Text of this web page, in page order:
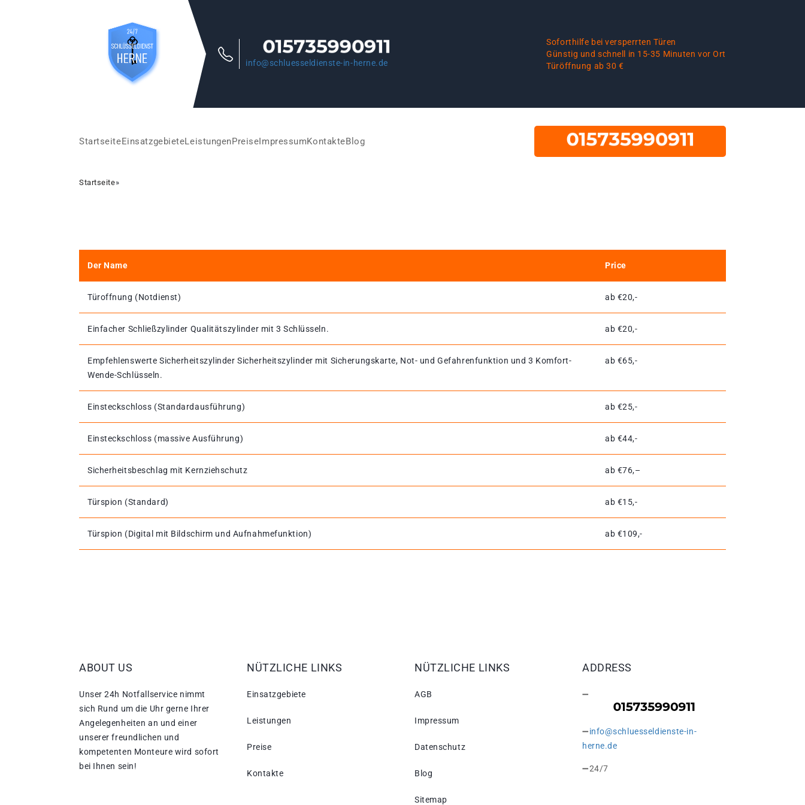
info@schluesseldienste-in-herne.de
Soforthilfe bei versperrten Türen
Günstig und schnell in 15-35 Minuten vor Ort
Türöffnung ab 30 €
StartseiteEinsatzgebieteLeistungenPreiseImpressumKontakteBlog
Startseite»
Der Name Price
Türoffnung (Notdienst) ab €20,-
Einfacher Schließzylinder Qualitätszylinder mit 3 Schlüsseln. ab €20,-
Empfehlenswerte Sicherheitszylinder Sicherheitszylinder mit Sicherungskarte, Not- und Gefahrenfunktion und 3 Komfort-
Wende-Schlüsseln.
ab €65,-
Einsteckschloss (Standardausführung) ab €25,-
Einsteckschloss (massive Ausführung) ab €44,-
Sicherheitsbeschlag mit Kernziehschutz ab €76,–
Türspion (Standard) ab €15,-
Türspion (Digital mit Bildschirm und Aufnahmefunktion) ab €109,-
ABOUT US
Unser 24h Notfallservice nimmt
sich Rund um die Uhr gerne Ihrer
Angelegenheiten an und einer
unserer freundlichen und
kompetenten Monteure wird sofort
bei Ihnen sein!
NÜTZLICHE LINKS
Einsatzgebiete
Leistungen
Preise
Kontakte
NÜTZLICHE LINKS
AGB
Impressum
Datenschutz
Blog
Sitemap
ADDRESS
info@schluesseldienste-in-
herne.de
24/7